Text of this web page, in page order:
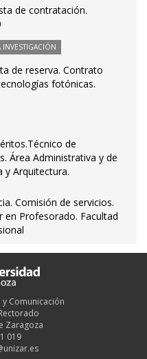
de contratación.
INVESTIGACIÓN
de reserva. Contrato
fotónicas.
de
Área Administrativa y de
y Arquitectura.
Comisión de servicios.
en Profesorado. Facultad
Comunicación
Zaragoza
019